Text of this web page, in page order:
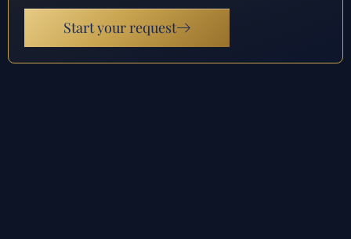
Start your request